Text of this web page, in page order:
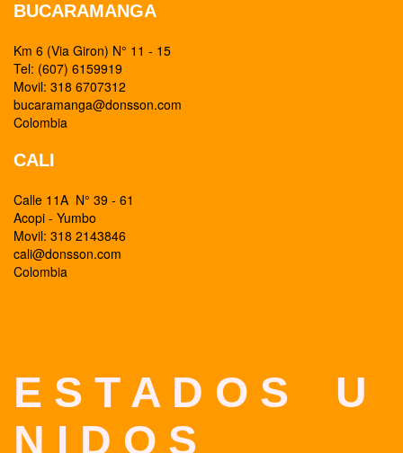
BUCARAMANGA
Km 6 (Via Giron) N° 11 - 15
Tel: (607) 6159919
Movil: 318 6707312
bucaramanga@donsson.com
Colombia
CALI
Calle 11A N° 39 - 61
Acopi - Yumbo
Movil: 318 2143846
cali@donsson.com
Colombia
E S T A D O S U
N I D O S